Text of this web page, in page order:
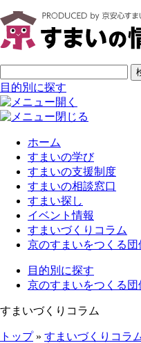
ページの先頭です
目的別に探す
ホーム
すまいの学び
すまいの支援制度
すまいの相談窓口
すまい探し
イベント情報
すまいづくりコラム
京のすまいをつくる団
目的別に探す
京のすまいをつくる
すまいづくりコラム
トップ» すまいづくりコラ